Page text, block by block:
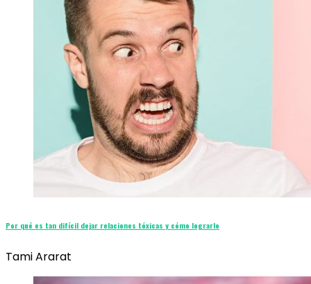
Por qué es tan difícil dejar relaciones tóxicas y cómo lograrlo
Tami Ararat